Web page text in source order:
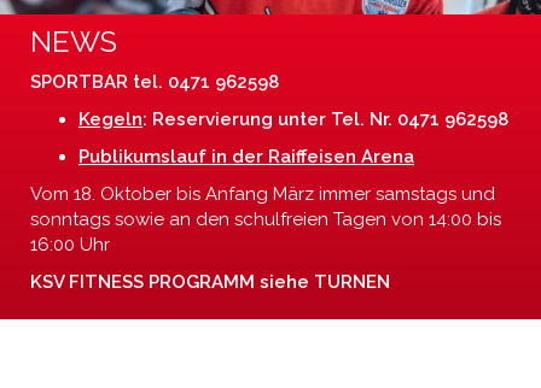
NEWS
SPORTBAR tel. 0471 962598
Kegeln: Reservierung unter Tel. Nr. 0471 962598
Publikumslauf in der Raiffeisen Arena
Vom 18. Oktober bis Anfang März immer samstags und
sonntags sowie an den schulfreien Tagen von 14:00 bis
16:00 Uhr
KSV FITNESS PROGRAMM siehe TURNEN